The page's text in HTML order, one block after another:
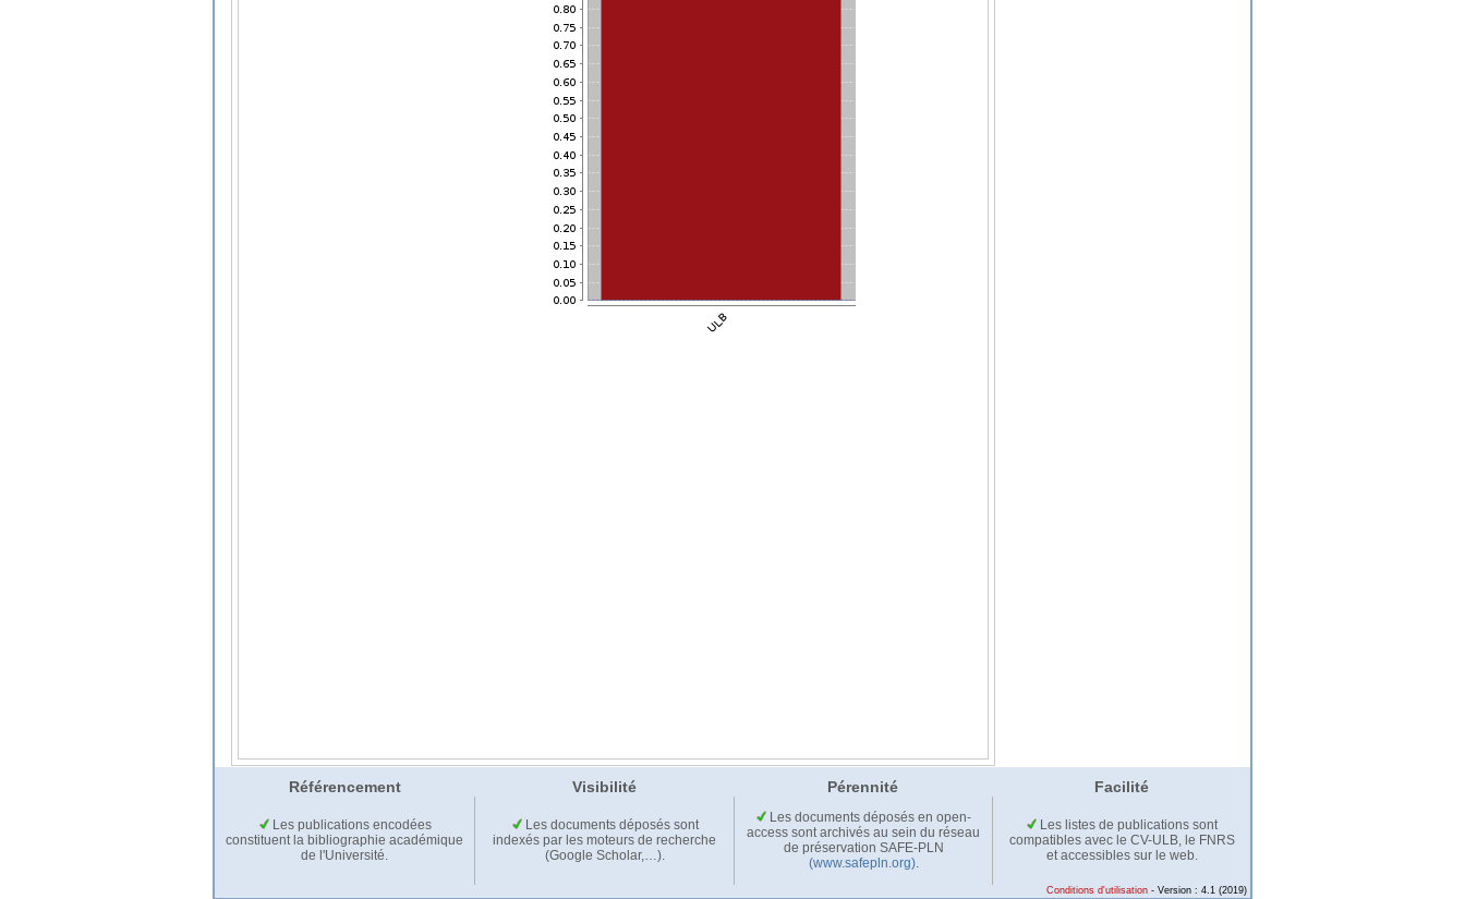
Référencement Visibilité Pérennité Facilité
Les publications encodées
constituent la bibliographie académique
de l'Université.
Les documents déposés sont
indexés par les moteurs de recherche
(Google Scholar,…).
Les documents déposés en open-
access sont archivés au sein du réseau
de préservation SAFE-PLN
(www.safepln.org).
Les listes de publications sont
compatibles avec le CV-ULB, le FNRS
et accessibles sur le web.
Conditions d'utilisation - Version : 4.1 (2019)